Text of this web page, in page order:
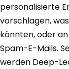
personalisierte
vorschlagen,
könnten, oder
Spam-E-Mails.
werden Deep-